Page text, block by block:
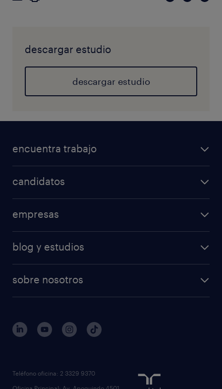
descargar estudio
descargar estudio
encuentra trabajo
candidatos
empresas
blog y estudios
sobre nosotros
Teléfono oficina: 2 3329 9370